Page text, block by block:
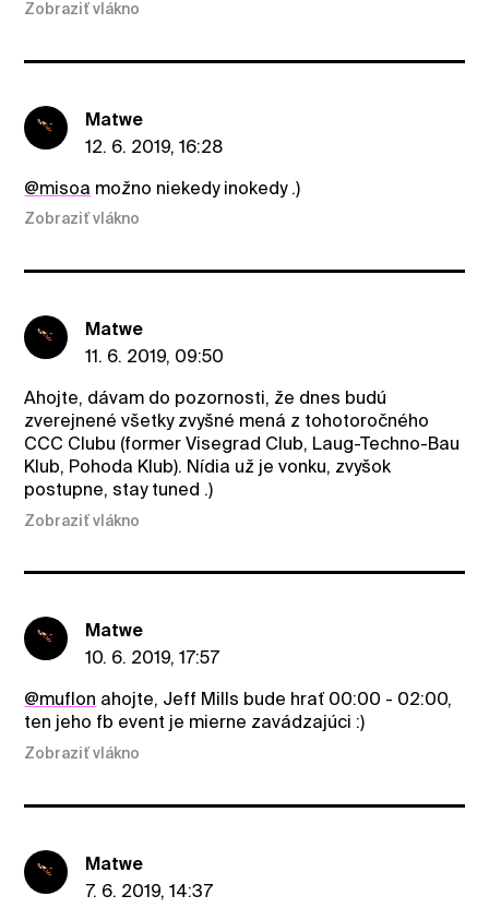
Zobraziť vlákno
Matwe
12. 6. 2019, 16:28
@misoa možno niekedy inokedy .)
Zobraziť vlákno
Matwe
11. 6. 2019, 09:50
Ahojte, dávam do pozornosti, že dnes budú
zverejnené všetky zvyšné mená z tohotoročného
CCC Clubu (former Visegrad Club, Laug-Techno-Bau
Klub, Pohoda Klub). Nídia už je vonku, zvyšok
postupne, stay tuned .)
Zobraziť vlákno
Matwe
10. 6. 2019, 17:57
@muflon ahojte, Jeff Mills bude hrať 00:00 - 02:00,
ten jeho fb event je mierne zavádzajúci :)
Zobraziť vlákno
Matwe
7. 6. 2019, 14:37